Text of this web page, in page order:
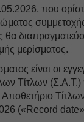
που
θα
μερίσματος.
είναι οι
Τίτλων (Σ.Α.Τ.)
Αποθετήριο
(«Record